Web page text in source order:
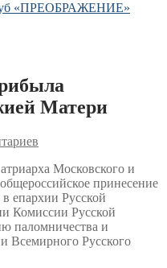
«ПРЕОБРАЖЕНИЕ»
Матери
Московского и
принесение
епархии Русской
Комиссии Русской
паломничества и
Всемирного Русского